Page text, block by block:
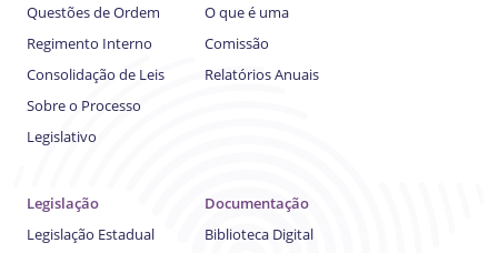
Questões de Ordem
Regimento Interno
Consolidação de Leis
Sobre o Processo
Legislativo
O que é uma
Comissão
Relatórios Anuais
Legislação
Legislação Estadual
Documentação
Biblioteca Digital